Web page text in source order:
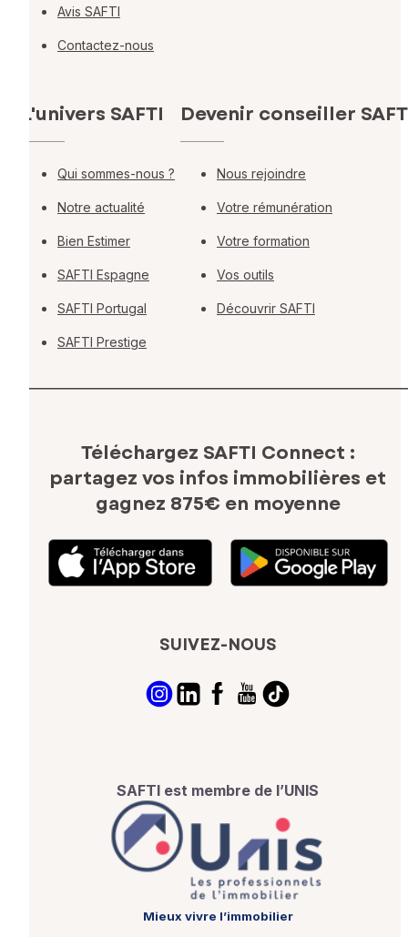
Avis SAFTI
Contactez-nous
L'univers SAFTI
Qui sommes-nous ?
Notre actualité
Bien Estimer
SAFTI Espagne
SAFTI Portugal
SAFTI Prestige
Devenir conseiller
Nous rejoindre
Votre rémunération
Votre formation
Vos outils
Découvrir SAFTI
Téléchargez SAFTI Connect :
partagez vos infos immobilières et
gagnez 875€ en moyenne
SUIVEZ-NOUS
SAFTI est membre de l’UNIS
Mieux vivre l’immobilier